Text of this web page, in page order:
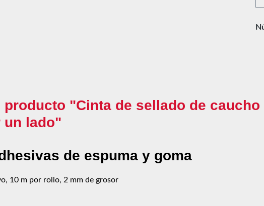
"Cinta de sellado de
un lado"
de espuma y goma
10 m por rollo, 2 mm de grosor